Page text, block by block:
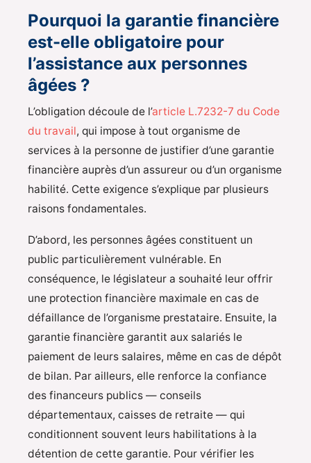
Pourquoi la garantie financière
est-elle obligatoire pour
l’assistance aux personnes
âgées ?
L’obligation découle de l’article L.7232-7 du Code
du travail, qui impose à tout organisme de
services à la personne de justifier d’une garantie
financière auprès d’un assureur ou d’un organisme
habilité. Cette exigence s’explique par plusieurs
raisons fondamentales.
D’abord, les personnes âgées constituent un
public particulièrement vulnérable. En
conséquence, le législateur a souhaité leur offrir
une protection financière maximale en cas de
défaillance de l’organisme prestataire. Ensuite, la
garantie financière garantit aux salariés le
paiement de leurs salaires, même en cas de dépôt
de bilan. Par ailleurs, elle renforce la confiance
des financeurs publics — conseils
départementaux, caisses de retraite — qui
conditionnent souvent leurs habilitations à la
détention de cette garantie. Pour vérifier les